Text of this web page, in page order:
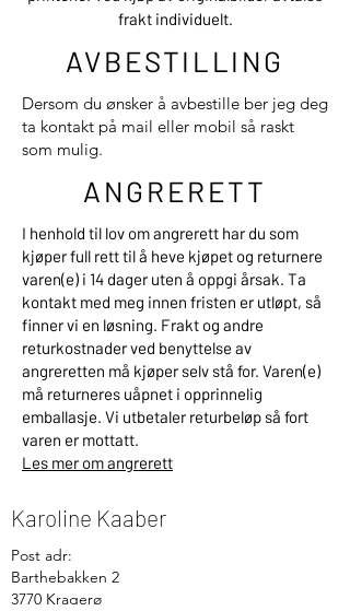
frakt individuelt.
AVBESTILLING
Dersom du ønsker å avbestille ber jeg deg
ta kontakt på mail eller mobil så raskt
som mulig.
ANGRERETT
I henhold til lov om angrerett har du som
kjøper full rett til å heve kjøpet og returnere
varen(e) i 14 dager uten å oppgi årsak. Ta
kontakt med meg innen fristen er utløpt, så
finner vi en løsning. Frakt og andre
returkostnader ved benyttelse av
angreretten må kjøper selv stå for. Varen(e)
må returneres uåpnet i opprinnelig
emballasje. Vi utbetaler returbeløp så fort
varen er mottatt.
Les mer om angrerett
Karoline Kaaber
Post adr:
Barthebakken 2
3770 Kragerø